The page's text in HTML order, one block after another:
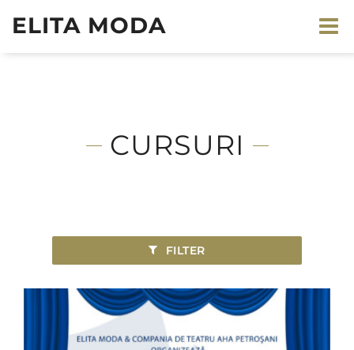
ELITA MODA
CURSURI
FILTER